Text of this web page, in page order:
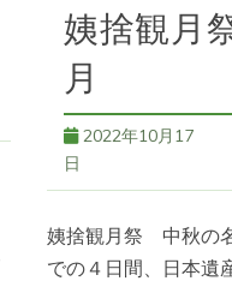
姨捨観月
月
2022年10月17
日
姨捨観月祭 中秋の
での４日間、日本遺